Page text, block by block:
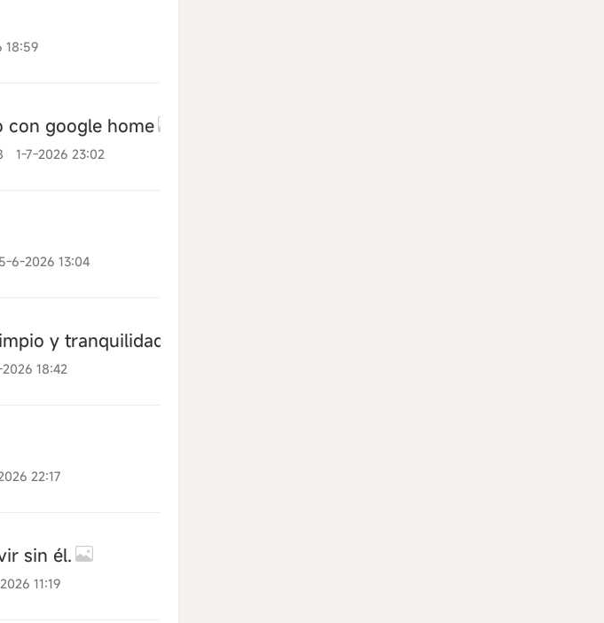
18:59
con google home
1-7-2026 23:02
6-2026 13:04
y tranquilidad para mis gatos y perro
18:42
22:17
sin él.
11:19